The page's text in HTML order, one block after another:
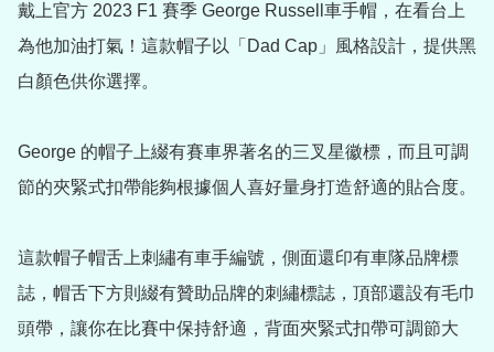
戴上官方 2023 F1 賽季 George Russell車手帽，在看台上
為他加油打氣！這款帽子以「Dad Cap」風格設計，提供黑
白顏色供你選擇。
George 的帽子上綴有賽車界著名的三叉星徽標，而且可調
節的夾緊式扣帶能夠根據個人喜好量身打造舒適的貼合度。
這款帽子帽舌上刺繡有車手編號，側面還印有車隊品牌標
誌，帽舌下方則綴有贊助品牌的刺繡標誌，頂部還設有毛巾
頭帶，讓你在比賽中保持舒適，背面夾緊式扣帶可調節大